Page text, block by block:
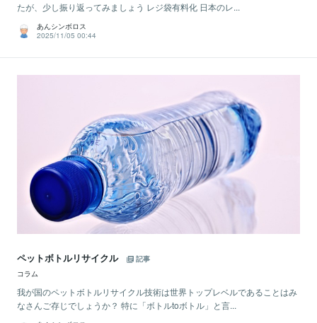
たが、少し振り返ってみましょう レジ袋有料化 日本のレ...
あんシンボロス
2025/11/05 00:44
ペットボトルリサイクル
記事
コラム
我が国のペットボトルリサイクル技術は世界トップレベルであることはみ
なさんご存じでしょうか？ 特に「ボトルtoボトル」と言...